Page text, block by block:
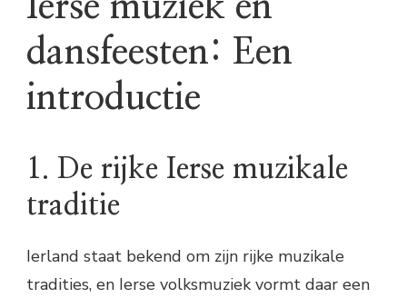
dansfeesten: Een
introductie
1. De rijke Ierse muzikale
traditie
Ierland staat bekend om zijn rijke muzikale
tradities, en Ierse volksmuziek vormt daar een